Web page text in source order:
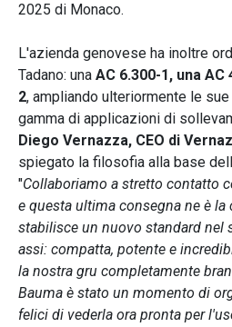
2025 di Monaco.
L'azienda genovese ha inoltre
Tadano: una AC 6.300-1, una AC
2, ampliando ulteriormente le
gamma di applicazioni di
Diego Vernazza, CEO di
spiegato la filosofia alla base
"Collaboriamo a stretto contatto
e questa ultima consegna ne è la
stabilisce un nuovo standard nel
assi: compatta, potente e
la nostra gru completamente
Bauma è stato un momento di
felici di vederla ora pronta per